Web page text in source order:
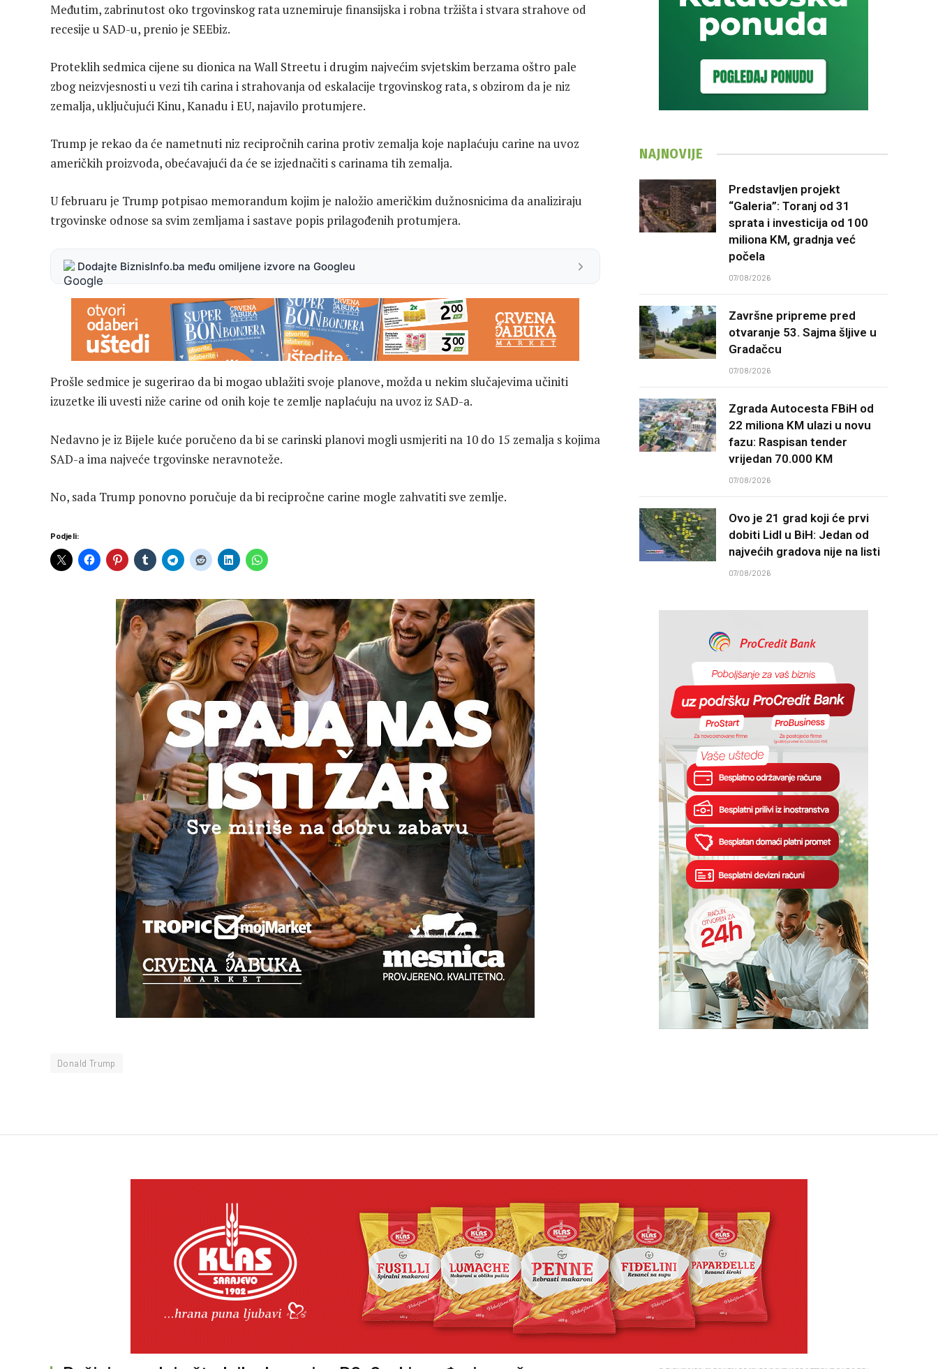
Međutim, zabrinutost oko trgovinskog rata uznemiruje finansijska i robna tržišta i stvara strahove od
recesije u SAD-u, prenio je SEEbiz.
Proteklih sedmica cijene su dionica na Wall Streetu i drugim najvećim svjetskim berzama oštro pale
zbog neizvjesnosti u vezi tih carina i strahovanja od eskalacije trgovinskog rata, s obzirom da je niz
zemalja, uključujući Kinu, Kanadu i EU, najavilo protumjere.
Trump je rekao da će nametnuti niz recipročnih carina protiv zemalja koje naplaćuju carine na uvoz
američkih proizvoda, obećavajući da će se izjednačiti s carinama tih zemalja.
U februaru je Trump potpisao memorandum kojim je naložio američkim dužnosnicima da analiziraju
trgovinske odnose sa svim zemljama i sastave popis prilagođenih protumjera.
Dodajte BiznisInfo.ba među omiljene izvore na Googleu
Prošle sedmice je sugerirao da bi mogao ublažiti svoje planove, možda u nekim slučajevima učiniti
izuzetke ili uvesti niže carine od onih koje te zemlje naplaćuju na uvoz iz SAD-a.
Nedavno je iz Bijele kuće poručeno da bi se carinski planovi mogli usmjeriti na 10 do 15 zemalja s kojima
SAD-a ima najveće trgovinske neravnoteže.
No, sada Trump ponovno poručuje da bi recipročne carine mogle zahvatiti sve zemlje.
Podjeli:
Donald Trump
NAJNOVIJE
Predstavljen projekt
“Galeria”: Toranj od 31
sprata i investicija od 100
miliona KM, gradnja već
počela
07/08/2026
Završne pripreme pred
otvaranje 53. Sajma šljive u
Gradačcu
07/08/2026
Zgrada Autocesta FBiH od
22 miliona KM ulazi u novu
fazu: Raspisan tender
vrijedan 70.000 KM
07/08/2026
Ovo je 21 grad koji će prvi
dobiti Lidl u BiH: Jedan od
najvećih gradova nije na listi
07/08/2026